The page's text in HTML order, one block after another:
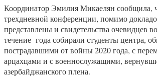
Координатор Эмилия Микаелян сообщила,
трехдневной конференции, помимо
представлены и свидетельства очевидцев
течение года собирали студенты центра,
пострадавшими от войны 2020 года, с
арцахцами и с военнослужащими,
азербайджанского плена.